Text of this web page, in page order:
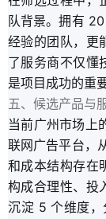
队背景。拥有
经验的团队，更
了服务商不仅懂
是项目成功的重
五、候选产品与
当前广州市场上
联网广告平台，
和成本结构存在
构成合理性、投
沉淀 5 个维度，